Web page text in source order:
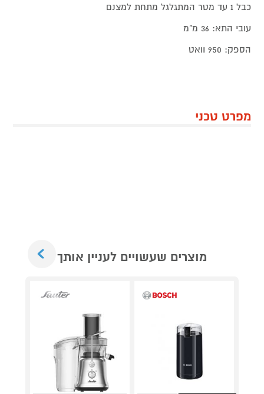
כבל 1 עד מטר המתגלגל מתחת למצנם
עובי התא: 36 מ"מ
הספק: 950 וואט
מפרט טכני
מוצרים שעשויים לעניין אותך